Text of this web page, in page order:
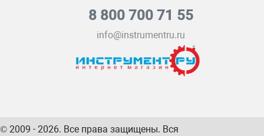
8 800 700 71 55
info@instrumentru.ru
© 2009 - 2026. Все права защищены. Вся